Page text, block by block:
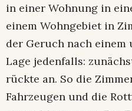
in einer Wohnung in
einem Wohngebiet in
der Geruch nach einem
Lage jedenfalls:
rückte an. So die
Fahrzeugen und die